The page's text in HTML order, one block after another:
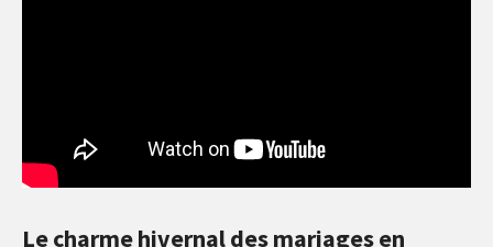
Le charme hivernal des mariages en